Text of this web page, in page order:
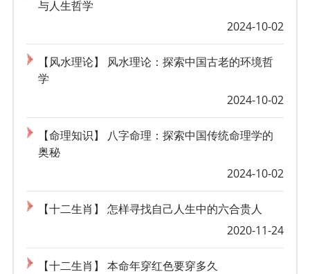
与人生哲学
2024-10-02
【风水理论】 风水理论：探索中国古老的环境哲
学
2024-10-02
【命理知识】 八字命理：探索中国传统命理学的
奥秘
2024-10-02
【十二生肖】 怎样寻找自己人生中的六合贵人
2020-11-24
【十二生肖】 本命年穿红色要穿多久